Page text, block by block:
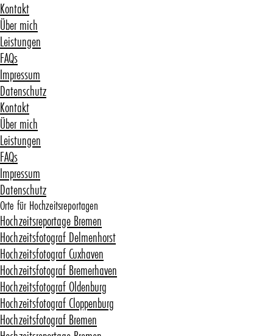
Kontakt
Über mich
Leistungen
FAQs
Impressum
Datenschutz
Kontakt
Über mich
Leistungen
FAQs
Impressum
Datenschutz
Orte für Hochzeitsreportagen
Hochzeitsreportage Bremen
Hochzeitsfotograf Delmenhorst
Hochzeitsfotograf Cuxhaven
Hochzeitsfotograf Bremerhaven
Hochzeitsfotograf Oldenburg
Hochzeitsfotograf Cloppenburg
Hochzeitsfotograf Bremen